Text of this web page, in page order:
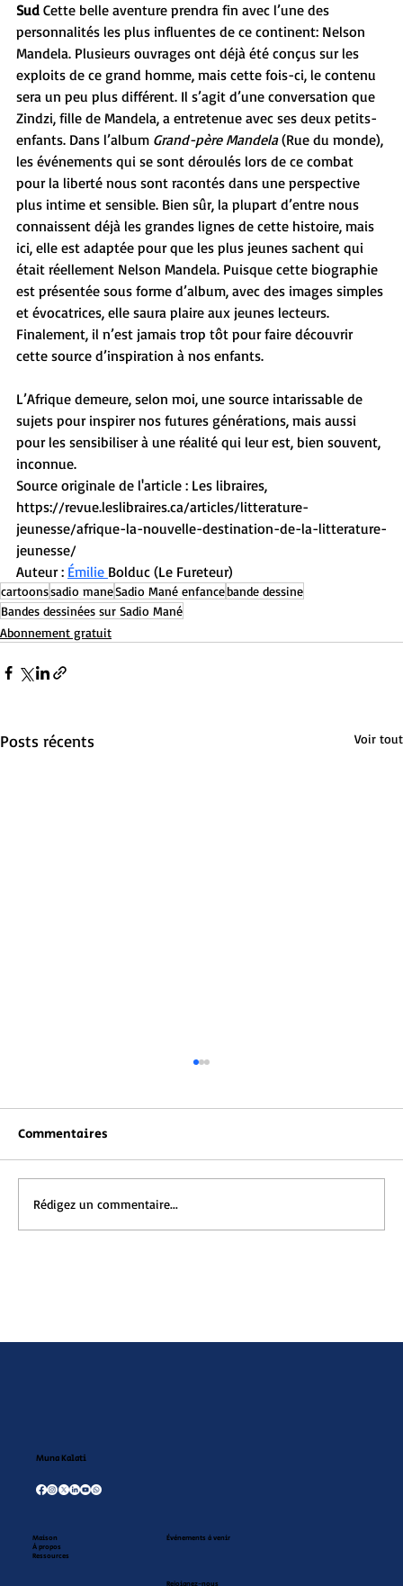
Sud Cette belle aventure prendra fin avec l’une des
personnalités les plus influentes de ce continent : Nelson
Mandela. Plusieurs ouvrages ont déjà été conçus sur les
exploits de ce grand homme, mais cette fois-ci, le contenu
sera un peu plus différent. Il s’agit d’une conversation que
Zindzi, fille de Mandela, a entretenue avec ses deux petits-
enfants. Dans l’album Grand-père Mandela (Rue du monde),
les événements qui se sont déroulés lors de ce combat
pour la liberté nous sont racontés dans une perspective
plus intime et sensible. Bien sûr, la plupart d’entre nous
connaissent déjà les grandes lignes de cette histoire, mais
ici, elle est adaptée pour que les plus jeunes sachent qui
était réellement Nelson Mandela. Puisque cette biographie
est présentée sous forme d’album, avec des images simples
et évocatrices, elle saura plaire aux jeunes lecteurs.
Finalement, il n’est jamais trop tôt pour faire découvrir
cette source d’inspiration à nos enfants.
L’Afrique demeure, selon moi, une source intarissable de
sujets pour inspirer nos futures générations, mais aussi
pour les sensibiliser à une réalité qui leur est, bien souvent,
inconnue.
Source originale de l'article : Les libraires,
https://revue.leslibraires.ca/articles/litterature-
jeunesse/afrique-la-nouvelle-destination-de-la-litterature-
jeunesse/
Auteur : Émilie Bolduc (Le Fureteur)
cartoonssadio maneSadio Mané enfancebande dessine
Bandes dessinées sur Sadio Mané
Abonnement gratuit
Posts récents Voir tout
Commentaires
Rédigez un commentaire...
Muna Kalati
Maison
À propos
Ressources
Événements à venir